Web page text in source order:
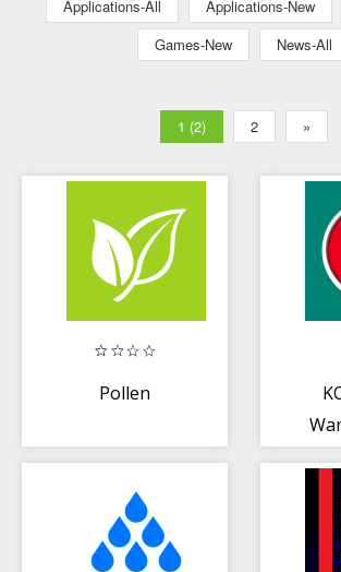
Applications-All Applications-New
Games-New
News-All
1 (2) 2 »
Pollen